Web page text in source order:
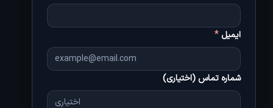
ایمیل*
شماره تماس (اختیاری)